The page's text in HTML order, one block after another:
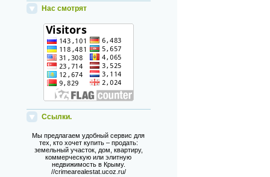
Нас смотрят
Ссылки.
Мы предлагаем удобный сервис для
тех, кто хочет купить – продать:
земельный участок, дом, квартиру,
коммерческую или элитную
недвижимость в Крыму.
//crimearealestat.ucoz.ru/